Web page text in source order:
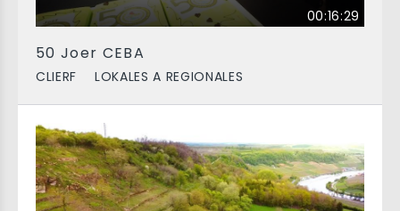
00:16:29
50 Joer CEBA
CLIERF LOKALES A REGIONALES